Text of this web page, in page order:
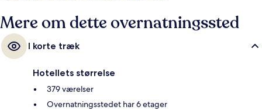
Mere om dette overnatningssted
I korte træk
Hotellets størrelse
379 værelser
Overnatningsstedet har 6 etager